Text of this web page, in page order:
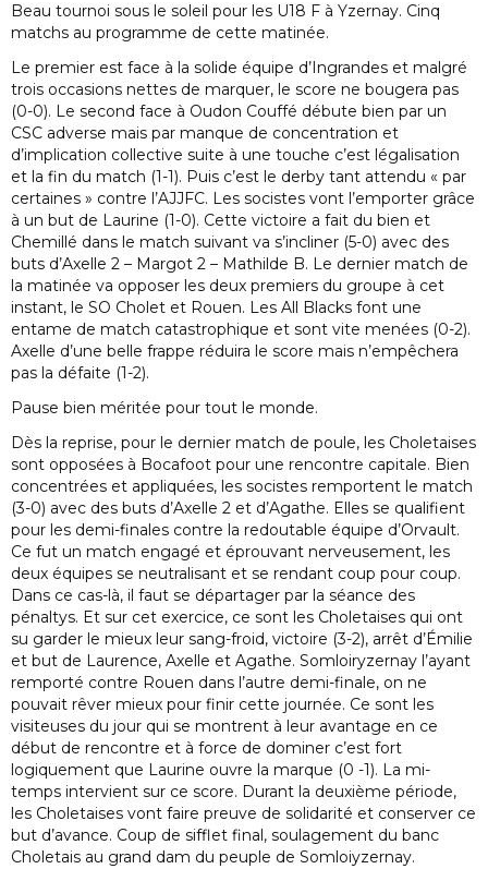
Beau tournoi sous le soleil pour les U18 F à Yzernay. Cinq
matchs au programme de cette matinée.
Le premier est face à la solide équipe d’Ingrandes et malgré
trois occasions nettes de marquer, le score ne bougera pas
(0-0). Le second face à Oudon Couffé débute bien par un
CSC adverse mais par manque de concentration et
d’implication collective suite à une touche c’est légalisation
et la fin du match (1-1). Puis c’est le derby tant attendu « par
certaines » contre l’AJJFC. Les socistes vont l’emporter grâce
à un but de Laurine (1-0). Cette victoire a fait du bien et
Chemillé dans le match suivant va s’incliner (5-0) avec des
buts d’Axelle 2 – Margot 2 – Mathilde B. Le dernier match de
la matinée va opposer les deux premiers du groupe à cet
instant, le SO Cholet et Rouen. Les All Blacks font une
entame de match catastrophique et sont vite menées (0-2).
Axelle d’une belle frappe réduira le score mais n’empêchera
pas la défaite (1-2).
Pause bien méritée pour tout le monde.
Dès la reprise, pour le dernier match de poule, les Choletaises
sont opposées à Bocafoot pour une rencontre capitale. Bien
concentrées et appliquées, les socistes remportent le match
(3-0) avec des buts d’Axelle 2 et d’Agathe. Elles se qualifient
pour les demi-finales contre la redoutable équipe d’Orvault.
Ce fut un match engagé et éprouvant nerveusement, les
deux équipes se neutralisant et se rendant coup pour coup.
Dans ce cas-là, il faut se départager par la séance des
pénaltys. Et sur cet exercice, ce sont les Choletaises qui ont
su garder le mieux leur sang-froid, victoire (3-2), arrêt d’Émilie
et but de Laurence, Axelle et Agathe. Somloiryzernay l’ayant
remporté contre Rouen dans l’autre demi-finale, on ne
pouvait rêver mieux pour finir cette journée. Ce sont les
visiteuses du jour qui se montrent à leur avantage en ce
début de rencontre et à force de dominer c’est fort
logiquement que Laurine ouvre la marque (0 -1). La mi-
temps intervient sur ce score. Durant la deuxième période,
les Choletaises vont faire preuve de solidarité et conserver ce
but d’avance. Coup de sifflet final, soulagement du banc
Choletais au grand dam du peuple de Somloiyzernay.